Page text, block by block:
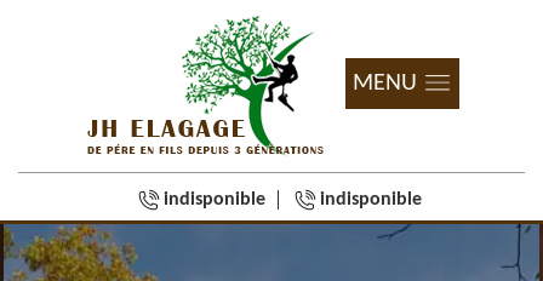
MENU
indisponible indisponible